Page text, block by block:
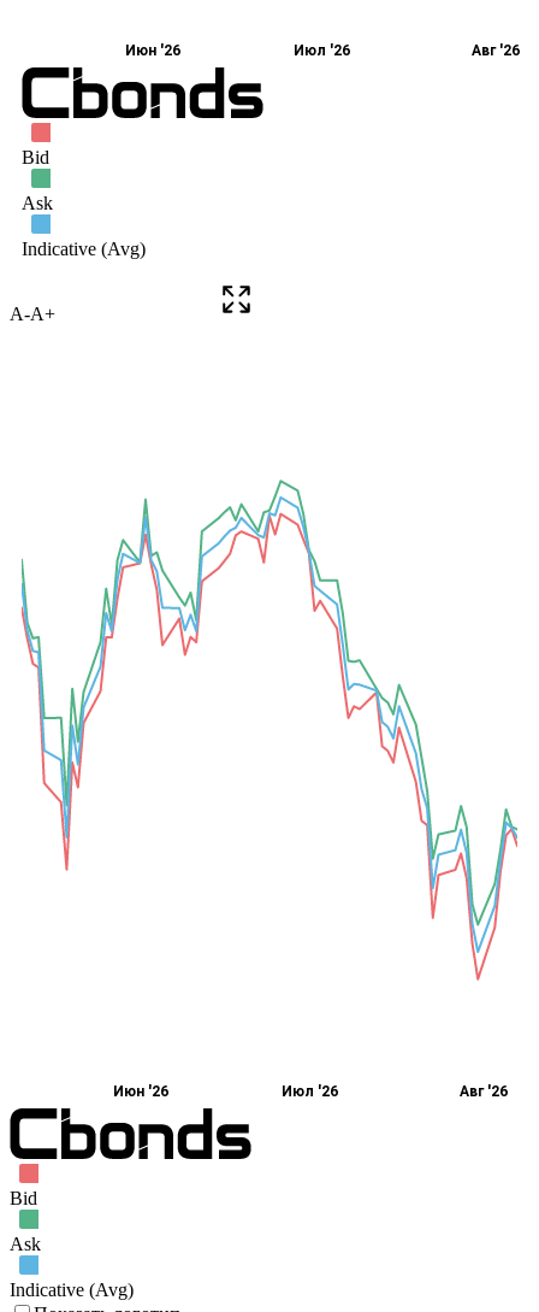
A-A+
Июн '26 Июл '26 Авг '26
Bid
Ask
Indicative (Avg)